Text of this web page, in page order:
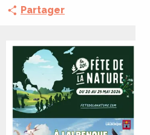
Partager